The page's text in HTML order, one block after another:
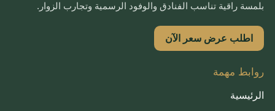
بلمسة راقية تناسب الفنادق والوفود الرسمية وتجارب الزوار.
اطلب عرض سعر الآن
روابط مهمة
الرئيسية